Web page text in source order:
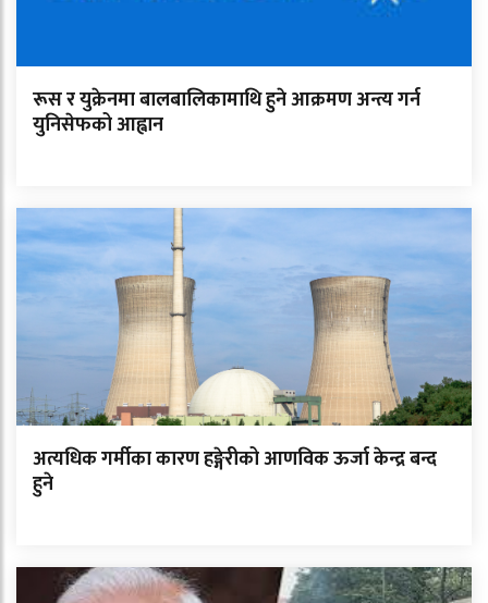
रूस र युक्रेनमा बालबालिकामाथि हुने आक्रमण अन्त्य गर्न
युनिसेफको आह्वान
अत्यधिक गर्मीका कारण हङ्गेरीको आणविक ऊर्जा केन्द्र बन्द
हुने